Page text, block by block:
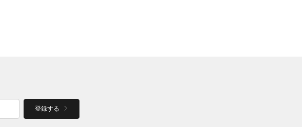
登録する